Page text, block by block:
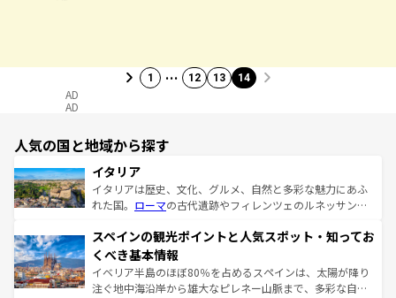
1 … 12 13 14
AD
AD
人気の国と地域から探す
イタリア
イタリアは歴史、文化、グルメ、自然と多彩な魅力にあふ
れた国。 ローマの古代遺跡やフィレンツェのルネッサンス
ろん、トスカーナの美しい田園風景やアマルフィ海岸の絶
景など、自然景観も見逃せない。観光の合間には、本場の
ピザやパスタなど、絶品のイタリア料理を堪能することも
できる。朝目覚めてから夜眠るまで、すべての瞬間を楽し
スペインの観光ポイントと人気スポット・知ってお
くべき基本情報
イベリア半島のほぼ80％を占めるスペインは、太陽が降り
注ぐ地中海沿岸から雄大なピレネー山脈まで、多彩な自然